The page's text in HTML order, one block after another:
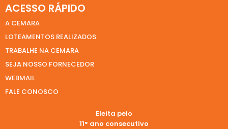
ACESSO RÁPIDO
A CEMARA
LOTEAMENTOS REALIZADOS
TRABALHE NA CEMARA
SEJA NOSSO FORNECEDOR
WEBMAIL
FALE CONOSCO
Eleita pelo
11° ano consecutivo